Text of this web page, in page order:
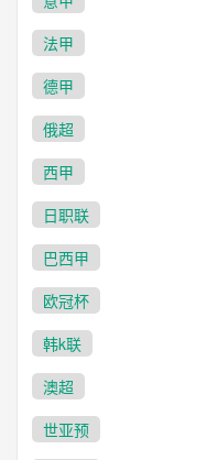
法甲
德甲
俄超
西甲
日职联
巴西甲
欧冠杯
韩k联
澳超
世亚预